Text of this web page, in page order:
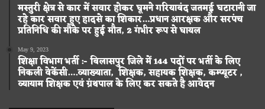
मस्तुरी क्षेत्र से कार में सवार होकर घूमने गरियाबंद जतमई घटारानी जा
रहे कार सवार हुए हादसे का शिकार…प्रधान आरक्षक और सरपंच
प्रतिनिधि की मौके पर हुई मौत, 2 गंभीर रूप से घायल
May 9, 2023
शिक्षा विभाग भर्ती :- बिलासपुर जिले में 144 पदों पर भर्ती के लिए
निकली वेकेंसी….व्याख्याता, शिक्षक, सहायक शिक्षक, कम्प्यूटर ,
व्यायाम शिक्षक एवं ग्रंथपाल के लिए कर सकते है आवेदन